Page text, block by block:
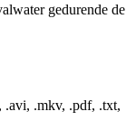
gedurende de
.avi, .mkv, .pdf, .txt,